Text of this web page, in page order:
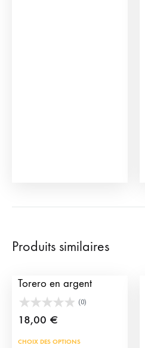
Produits similaires
Torero en argent
(0)
18,00 €
CHOIX DES OPTIONS